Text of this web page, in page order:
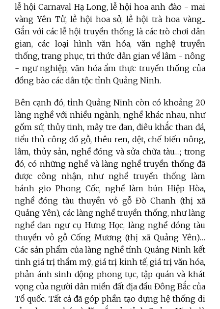
lễ hội Carnaval Hạ Long, lễ hội hoa anh đào - mai
vàng Yên Tử, lễ hội hoa sở, lễ hội trà hoa vàng...
Gắn với các lễ hội truyền thống là các trò chơi dân
gian, các loại hình văn hóa, văn nghệ truyền
thống, trang phục, tri thức dân gian về lâm - nông
- ngư nghiệp, văn hóa ẩm thực truyền thống của
đồng bào các dân tộc tỉnh Quảng Ninh.
Bên cạnh đó, tỉnh Quảng Ninh còn có khoảng 20
làng nghề với nhiều ngành, nghề khác nhau, như
gốm sứ, thủy tinh, mây tre đan, điêu khắc than đá,
tiểu thủ công đồ gỗ, thêu ren, dệt, chế biến nông,
lâm, thủy sản, nghề đóng và sửa chữa tàu…; trong
đó, có những nghề và làng nghề truyền thống đã
được công nhận, như nghề truyền thống làm
bánh gio Phong Cốc, nghề làm bún Hiệp Hòa,
nghề đóng tàu thuyền vỏ gỗ Đò Chanh (thị xã
Quảng Yên), các làng nghề truyền thống, như làng
nghề đan ngư cụ Hưng Học, làng nghề đóng tàu
thuyền vỏ gỗ Cống Mương (thị xã Quảng Yên)…
Các sản phẩm của làng nghề tỉnh Quảng Ninh kết
tinh giá trị thẩm mỹ, giá trị kinh tế, giá trị văn hóa,
phản ánh sinh động phong tục, tập quán và khát
vọng của người dân miền đất địa đầu Đông Bắc của
Tổ quốc. Tất cả đã góp phần tạo dựng hệ thống di